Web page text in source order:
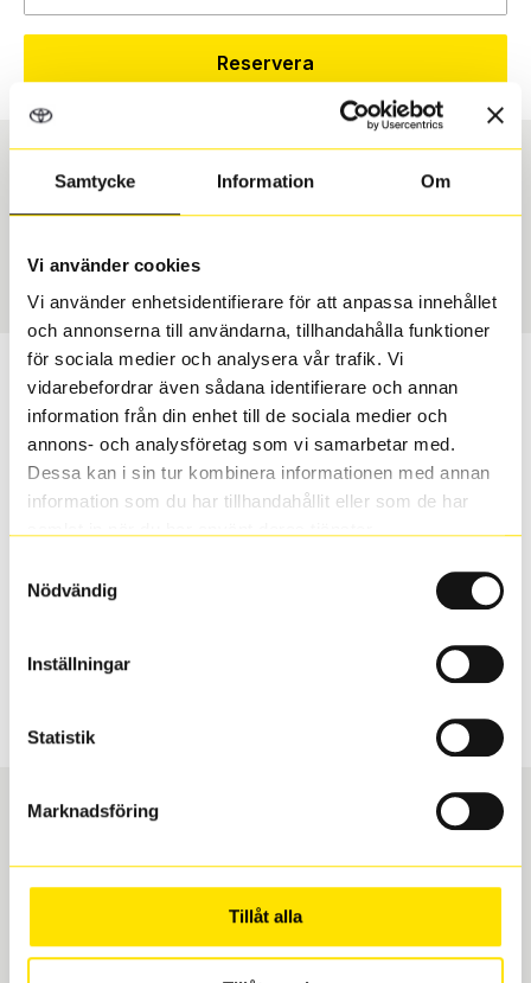
Samtycke Information Om
Vi använder cookies
Vi använder enhetsidentifierare för att anpassa innehållet
och annonserna till användarna, tillhandahålla funktioner
för sociala medier och analysera vår trafik. Vi
vidarebefordrar även sådana identifierare och annan
information från din enhet till de sociala medier och
annons- och analysföretag som vi samarbetar med.
Dessa kan i sin tur kombinera informationen med annan
information som du har tillhandahållit eller som de har
Nödvändig
Inställningar
Statistik
Marknadsföring
Tillåt alla
Reservera
Däcktyp
USA, 4x4 vinter
Däckstorlek
275/40 R 22 108T
2064
Passar detta däck min bil?
Ange registreringsnummer för att se om det däck du
valt passar din bilmodell. Om du köper däck som skall
sättas på dina befintliga fälgar, se till att kolla en extra
inte vara samma dimension som bilen hade ut från
Boka och hämta hos Däckspecialen
När du beställer dina nya däck eller fälgar hos oss
levereras de direkt till någon av våra däckverkstäder i